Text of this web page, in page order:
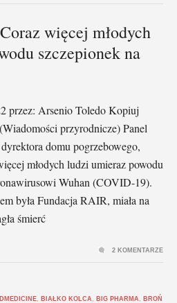
więcej młodych
szczepionek na
przez: Arsenio Toledo Kopiuj
przyrodnicze) Panel
domu pogrzebowego,
młodych ludzi umieraz powodu
Wuhan (COVID-19).
była Fundacja RAIR, miała na
śmierć
BIAŁKO KOLCA BIG PHARMA
BROŃ
2 KOMENTARZE